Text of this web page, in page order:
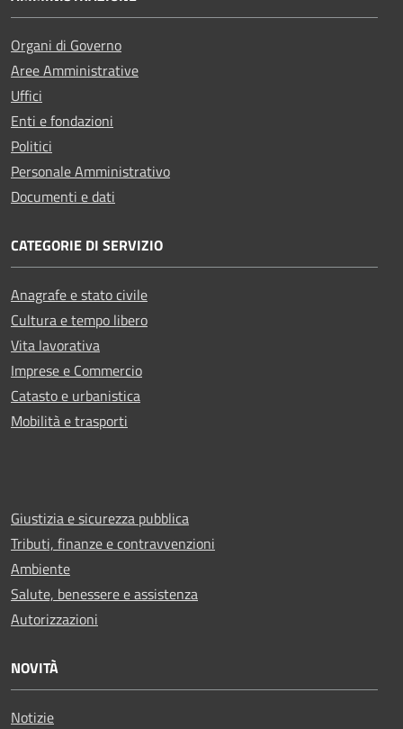
Organi di Governo
Aree Amministrative
Uffici
Enti e fondazioni
Politici
Personale Amministrativo
Documenti e dati
CATEGORIE DI SERVIZIO
Anagrafe e stato civile
Cultura e tempo libero
Vita lavorativa
Imprese e Commercio
Catasto e urbanistica
Mobilità e trasporti
Giustizia e sicurezza pubblica
Tributi, finanze e contravvenzioni
Ambiente
Salute, benessere e assistenza
Autorizzazioni
NOVITÀ
Notizie